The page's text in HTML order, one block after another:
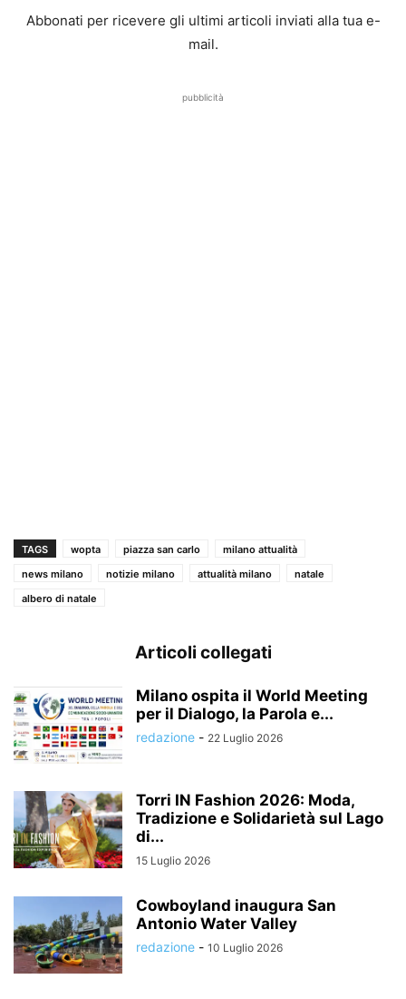
Abbonati per ricevere gli ultimi articoli inviati alla tua e-
mail.
pubblicità
TAGS wopta piazza san carlo
milano attualità
news milano
notizie milano attualità milano
natale
albero di natale
Articoli collegati
Milano ospita il World Meeting
per il Dialogo, la Parola e...
redazione - 22 Luglio 2026
Torri IN Fashion 2026: Moda,
Tradizione e Solidarietà sul Lago
di...
15 Luglio 2026
Cowboyland inaugura San
Antonio Water Valley
redazione - 10 Luglio 2026